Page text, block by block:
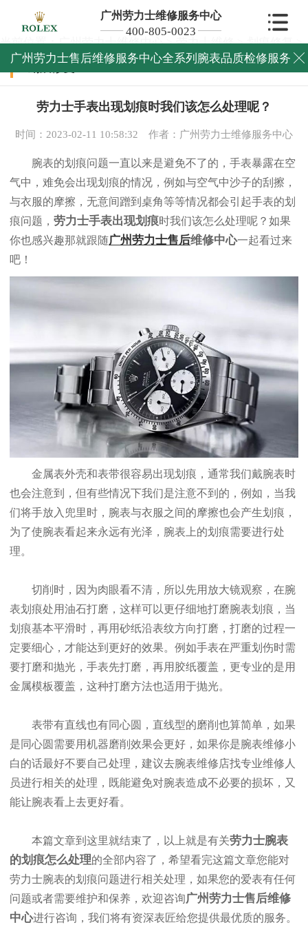
广州劳力士维修服务中心
400-805-0023
广州劳力士售后维修服务中心全系列腕表品质检修服务 
当前位置：广州劳力士维修中心>劳力士维修>划痕修复>
划痕修复
劳力士手表出现划痕时我们该怎么处理呢？
时间：2023-02-11 10:58:32 作者：广州劳力士维修服务中心
腕表的划痕问题一直以来是避免不了的，手表暴露在空
气中，难免会出现划痕的情况，例如与空气中沙子的刮擦，
与衣服的摩擦，无意间蹭到桌角等等情况都会引起手表的划
痕问题， 劳力士手表出现划痕时我们该怎么处理呢？如果
你也感兴趣那就跟随广州劳力士售后维修中心一起看过来
吧！
金属表外壳和表带很容易出现划痕，通常我们戴腕表时
也会注意到，但有些情况下我们是注意不到的，例如，当我
们将手放入兜里时，腕表与衣服之间的摩擦也会产生划痕，
为了使腕表看起来永远有光泽，腕表上的划痕需要进行处
理。
切削时，因为肉眼看不清，所以先用放大镜观察，在腕
表划痕处用油石打磨，这样可以更仔细地打磨腕表划痕，当
划痕基本平滑时，再用砂纸沿表纹方向打磨，打磨的过程一
定要细心，才能达到更好的效果。例如手表在严重划伤时需
要打磨和抛光，手表先打磨，再用胶纸覆盖，更专业的是用
金属模板覆盖，这种打磨方法也适用于抛光。
表带有直线也有同心圆，直线型的磨削也算简单，如果
是同心圆需要用机器磨削效果会更好，如果你是腕表维修小
白的话最好不要自己处理，建议去腕表维修店找专业维修人
员进行相关的处理，既能避免对腕表造成不必要的损坏，又
能让腕表看上去更好看。
本篇文章到这里就结束了，以上就是有关劳力士腕表
的划痕怎么处理的全部内容了，希望看完这篇文章您能对
劳力士腕表的划痕问题进行相关处理，如果您的爱表有任何
问题或者需要维护和保养，欢迎咨询广州劳力士售后维修
中心进行咨询，我们将有资深表匠给您提供最优质的服务。